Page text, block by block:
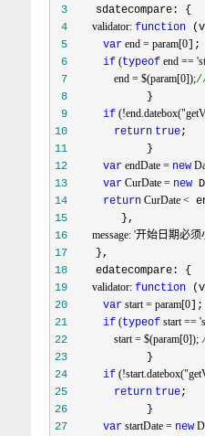
3
    sdatecompare: {
4
         validator:
function
5
var end = param[0
6
if (typeof end ==
7
                 end = $(param[0]);
8
9
if
10
return true
11
12
var endDate = new
13
var CurDate = new
14
return CurDate <
15
16
17
18
    edatecompare: {
19
         validator:
function
20
var start = param[0
21
if (typeof start ==
22
                 start = $(param[0]);
23
24
if
25
return true
26
27
var startDate = new